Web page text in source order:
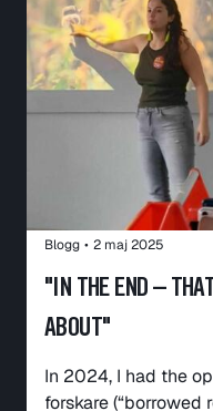
Blogg • 2 maj 2025
"IN THE END –
ABOUT"
In 2024, I had the
forskare (“borrowed